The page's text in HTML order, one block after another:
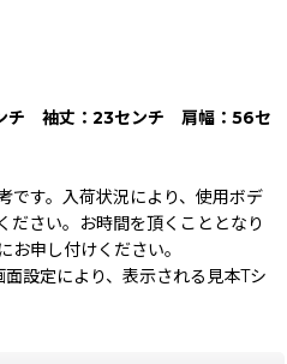
チ 袖丈：23センチ 肩幅：56セ
です。入荷状況により、使用ボデ
ださい。お時間を頂くこととなり
お申し付けください。
設定により、表示される見本Tシ